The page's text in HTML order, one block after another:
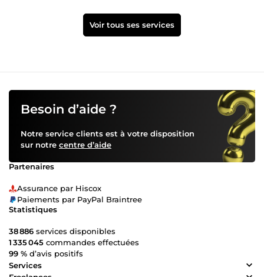
Voir tous ses services
Besoin d’aide ?
Notre service clients est à votre disposition
sur notre centre d’aide
Partenaires
Assurance par Hiscox
Paiements par PayPal Braintree
Statistiques
38 886 services disponibles
1 335 045 commandes effectuées
99 % d’avis positifs
Services